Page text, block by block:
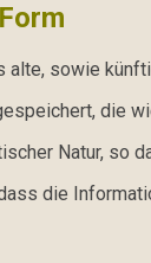
sowie
die
Natur, so
die